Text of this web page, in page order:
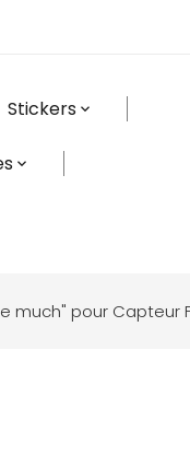
Stickers
much" pour Capteur